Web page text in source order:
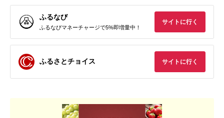
ふるなび
ふるなびマネーチャージで5%即増量中！
サイトに行く
ふるさとチョイス サイトに行く